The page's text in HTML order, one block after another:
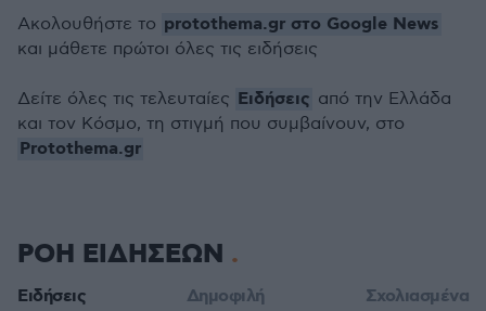
Ακολουθήστε το protothema.gr στο Google News
και μάθετε πρώτοι όλες τις ειδήσεις
Δείτε όλες τις τελευταίες Ειδήσεις από την Ελλάδα
και τον Κόσμο, τη στιγμή που συμβαίνουν, στο
Protothema.gr
ΡΟΗ ΕΙΔΗΣΕΩΝ
Ειδήσεις Δημοφιλή Σχολιασμένα